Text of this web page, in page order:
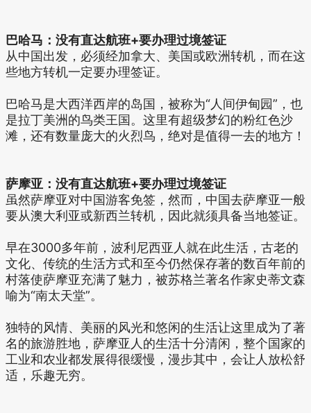
巴哈马：没有直达航班+要办理过境签证
从中国出发，必须经加拿大、美国或欧洲转机，而在这
些地方转机一定要办理签证。
巴哈马是大西洋西岸的岛国，被称为“人间伊甸园”，也
是拉丁美洲的鸟类王国。这里有超级梦幻的粉红色沙
滩，还有数量庞大的火烈鸟，绝对是值得一去的地方！
萨摩亚：没有直达航班+要办理过境签证
虽然萨摩亚对中国游客免签，然而，中国去萨摩亚一般
要从澳大利亚或新西兰转机，因此就须具备当地签证。
早在3000多年前，波利尼西亚人就在此生活，古老的
文化、传统的生活方式和至今仍然保存著的数百年前的
村落使萨摩亚充满了魅力，被苏格兰著名作家史蒂文森
喻为“南太天堂”。
独特的风情、美丽的风光和悠闲的生活让这里成为了著
名的旅游胜地，萨摩亚人的生活十分清闲，整个国家的
工业和农业都发展得很缓慢，漫步其中，会让人放松舒
适，乐趣无穷。